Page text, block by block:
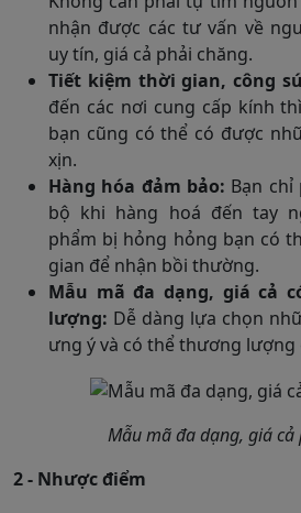
nhận được các tư vấn về
uy tín, giá cả phải chăng.
Tiết kiệm thời gian, công
đến các nơi cung cấp kính
bạn cũng có thể có được
xịn.
Hàng hóa đảm bảo: Bạn
bộ khi hàng hoá đến tay
phẩm bị hỏng hỏng bạn có
gian để nhận bồi thường.
Mẫu mã đa dạng, giá cả
lượng: Dễ dàng lựa chọn
ưng ý và có thể thương lượng
Mẫu mã đa dạng, giá cả
2 - Nhược điểm